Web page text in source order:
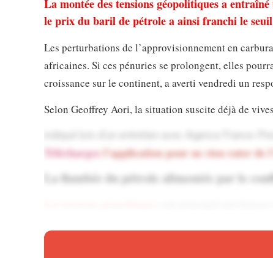
La montée des tensions géopolitiques a
le prix du baril de pétrole a ainsi franchi le
Les perturbations de l’approvisionnement en
africaines. Si ces pénuries se prolongent, elles
croissance sur le continent, a averti vendredi un
Selon Geoffrey Aori, la situation suscite déjà de
Téléchargez l’application pour ne rien rater de
La flambée du pétrole alimentée par le
l’Iran, suivies de ripostes iraniennes visant plusieurs